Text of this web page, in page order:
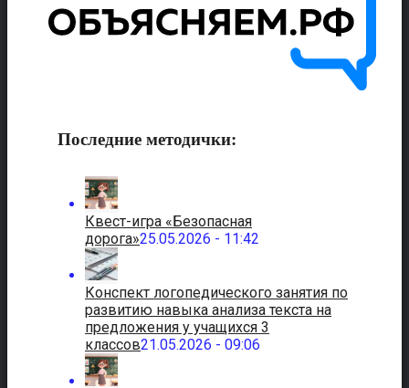
Последние методички:
Квест-игра «Безопасная
дорога»25.05.2026 - 11:42
Конспект логопедического занятия по
развитию навыка анализа текста на
предложения у учащихся 3
классов21.05.2026 - 09:06